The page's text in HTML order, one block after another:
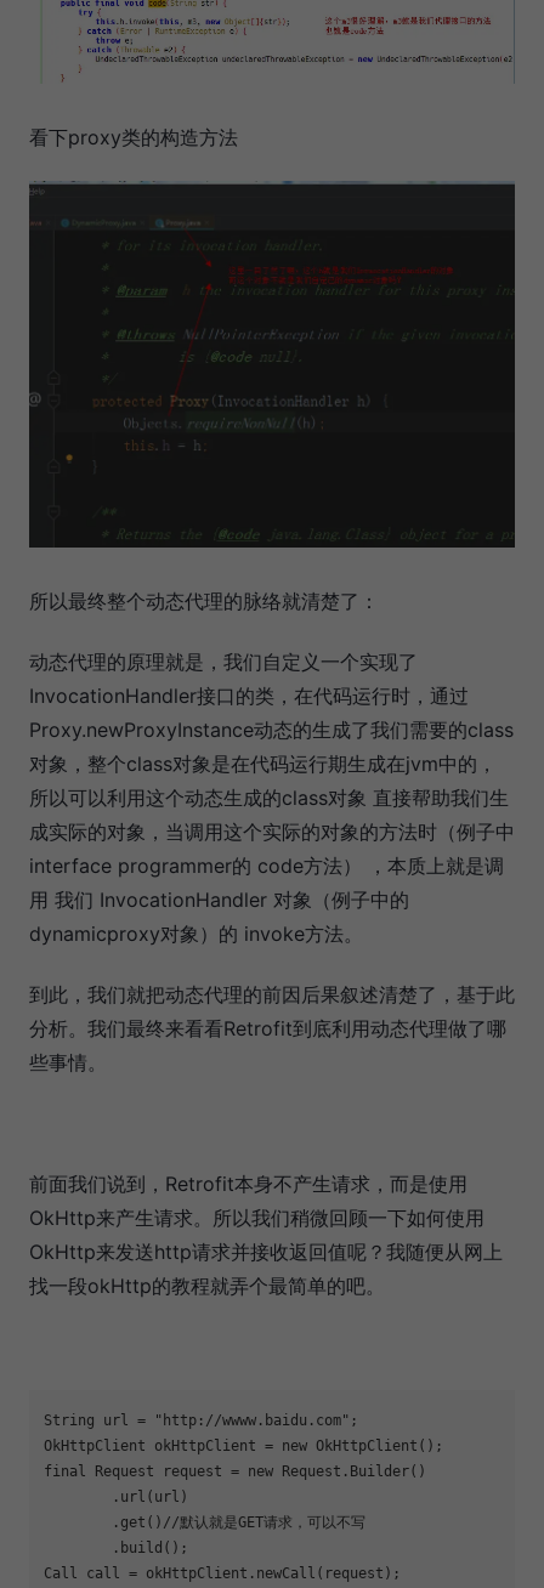
看下proxy类的构造方法
所以最终整个动态代理的脉络就清楚了：
动态代理的原理就是，我们自定义一个实现了
InvocationHandler接口的类，在代码运行时，通过
Proxy.newProxyInstance动态的生成了我们需要的class
对象，整个class对象是在代码运行期生成在jvm中的，
所以可以利用这个动态生成的class对象 直接帮助我们生
成实际的对象，当调用这个实际的对象的方法时（例子中
interface programmer的 code方法） ，本质上就是调
用 我们 InvocationHandler 对象（例子中的
dynamicproxy对象）的 invoke方法。
到此，我们就把动态代理的前因后果叙述清楚了，基于此
分析。我们最终来看看Retrofit到底利用动态代理做了哪
些事情。
前面我们说到，Retrofit本身不产生请求，而是使用
OkHttp来产生请求。所以我们稍微回顾一下如何使用
OkHttp来发送http请求并接收返回值呢？我随便从网上
找一段okHttp的教程就弄个最简单的吧。
String url = "http://wwww.baidu.com" ;
OkHttpClient okHttpClient = new OkHttpClient();
final Request request = new Request.Builder()
        .url(url)
        .get()//默认就是GET请求，可以不写
        .build();
Call call = okHttpClient.newCall(request);